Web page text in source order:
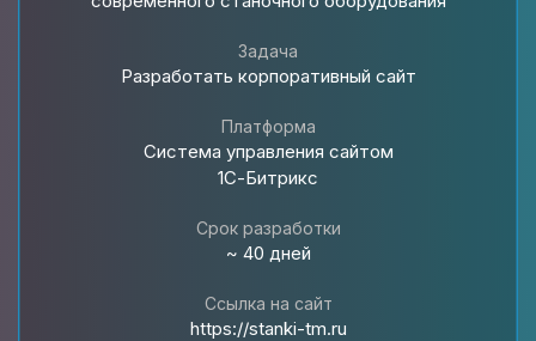
Задача
Разработать корпоративный сайт
Платформа
Система управления сайтом
1С-Битрикс
Срок разработки
~ 40 дней
Ссылка на сайт
https://stanki-tm.ru